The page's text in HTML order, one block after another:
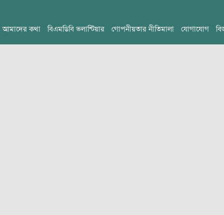
আমাদের কথা বিএমডিবি ভলান্টিয়ার গোপনীয়তার নীতিমালা যোগাযোগ